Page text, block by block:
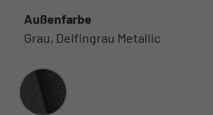
Außenfarbe
Grau, Delfingrau Metallic
Innenausstattung